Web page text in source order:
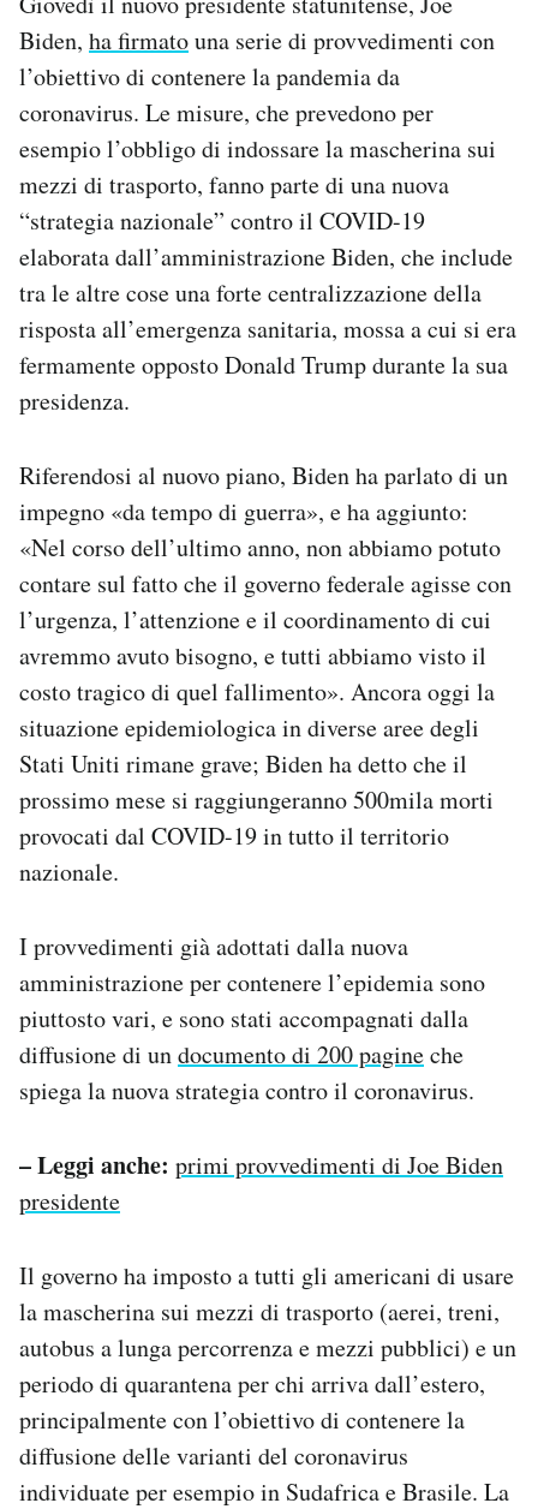
CALENDARIO
AREA PERSONALE
Area Personale
Newsletter
Notifiche mobile
Regala il Post
Hai bisogno di aiuto?
Esci
Biden, ha firmatouna serie di provvedimenti con
l’obiettivo di contenere la pandemia da
coronavirus. Le misure, che prevedono per
esempio l’obbligo di indossare la mascherina sui
mezzi di trasporto, fanno parte di una nuova
“strategia nazionale” contro il COVID-19
elaborata dall’amministrazione Biden, che include
tra le altre cose una forte centralizzazione della
risposta all’emergenza sanitaria, mossa a cui si era
fermamente opposto Donald Trump durante la sua
presidenza.
Riferendosi al nuovo piano, Biden ha parlato di un
impegno «da tempo di guerra», e ha aggiunto:
«Nel corso dell’ultimo anno, non abbiamo potuto
contare sul fatto che il governo federale agisse con
l’urgenza, l’attenzione e il coordinamento di cui
avremmo avuto bisogno, e tutti abbiamo visto il
costo tragico di quel fallimento». Ancora oggi la
situazione epidemiologica in diverse aree degli
Stati Uniti rimane grave; Biden ha detto che il
prossimo mese si raggiungeranno 500mila morti
provocati dal COVID-19 in tutto il territorio
nazionale.
I provvedimenti già adottati dalla nuova
amministrazione per contenere l’epidemia sono
piuttosto vari, e sono stati accompagnati dalla
diffusione di undocumento di 200 pagineche
spiega la nuova strategia contro il coronavirus.
– Leggi anche: primi provvedimenti di Joe Biden
presidente
Il governo ha imposto a tutti gli americani di usare
la mascherina sui mezzi di trasporto (aerei, treni,
autobus a lunga percorrenza e mezzi pubblici) e un
periodo di quarantena per chi arriva dall’estero,
principalmente con l’obiettivo di contenere la
diffusione delle varianti del coronavirus
individuate per esempio in Sudafrica e Brasile. La